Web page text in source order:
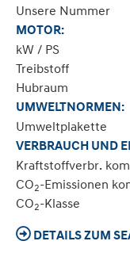
Unsere Nummer
MOTOR:
kW / PS
Treibstoff
Hubraum
UMWELTNORMEN:
Umweltplakette
VERBRAUCH UND
Kraftstoffverbr.
CO2-Emissionen
CO2-Klasse
DETAILS ZUM